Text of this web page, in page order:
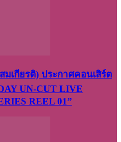
มเกียรติ) ประกาศคอนเสิร์ต
UN-CUT LIVE
REEL 01”